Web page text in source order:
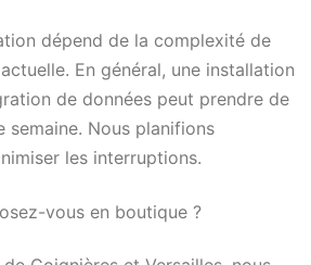
dépend de la complexité de
En général, une installation
de données peut prendre de
semaine. Nous planifions
les interruptions.
vous en boutique ?